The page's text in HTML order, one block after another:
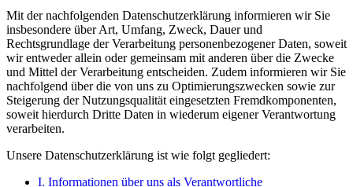
Mit der nachfolgenden Datenschutzerklärung informieren wir Sie
insbesondere über Art, Umfang, Zweck, Dauer und
Rechtsgrundlage der Verarbeitung personenbezogener Daten, soweit
wir entweder allein oder gemeinsam mit anderen über die Zwecke
und Mittel der Verarbeitung entscheiden. Zudem informieren wir Sie
nachfolgend über die von uns zu Optimierungszwecken sowie zur
Steigerung der Nutzungsqualität eingesetzten Fremdkomponenten,
soweit hierdurch Dritte Daten in wiederum eigener Verantwortung
verarbeiten.
Unsere Datenschutzerklärung ist wie folgt gegliedert:
I. Informationen über uns als Verantwortliche